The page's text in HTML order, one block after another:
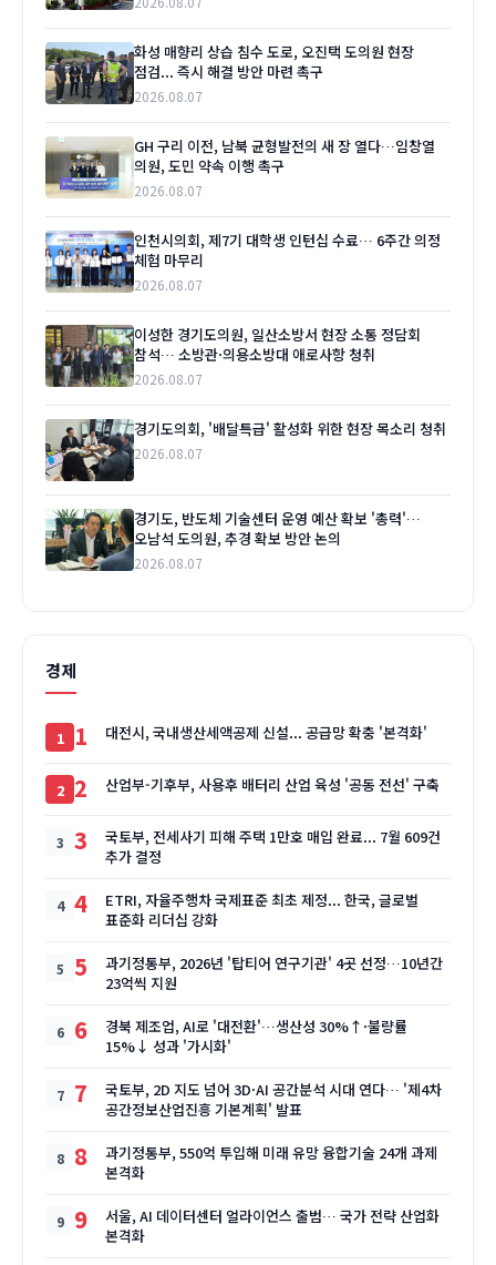
화성 매향리 상습 침수 도로, 오진택 도의원 현장
점검... 즉시 해결 방안 마련 촉구
2026.08.07
GH 구리 이전, 남북 균형발전의 새 장 열다…임창열
의원, 도민 약속 이행 촉구
2026.08.07
인천시의회, 제7기 대학생 인턴십 수료… 6주간 의정
체험 마무리
2026.08.07
이성한 경기도의원, 일산소방서 현장 소통 정담회
참석… 소방관·의용소방대 애로사항 청취
2026.08.07
경기도의회, '배달특급' 활성화 위한 현장 목소리 청취
2026.08.07
경기도, 반도체 기술센터 운영 예산 확보 '총력'…
오남석 도의원, 추경 확보 방안 논의
2026.08.07
경제
1 대전시, 국내생산세액공제 신설... 공급망 확충 '본격화'
2 산업부-기후부, 사용후 배터리 산업 육성 '공동 전선' 구축
3
국토부, 전세사기 피해 주택 1만호 매입 완료... 7월 609건
추가 결정
4
ETRI, 자율주행차 국제표준 최초 제정... 한국, 글로벌
표준화 리더십 강화
5
과기정통부, 2026년 '탑티어 연구기관' 4곳 선정…10년간
23억씩 지원
6
경북 제조업, AI로 '대전환'…생산성 30%↑·불량률
15%↓ 성과 '가시화'
7
국토부, 2D 지도 넘어 3D·AI 공간분석 시대 연다… '제4차
공간정보산업진흥 기본계획' 발표
8
과기정통부, 550억 투입해 미래 유망 융합기술 24개 과제
본격화
9
서울, AI 데이터센터 얼라이언스 출범… 국가 전략 산업화
본격화